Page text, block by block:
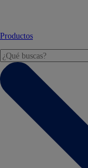
Productos